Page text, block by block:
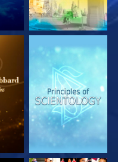
EXPLORA LAS
SERIES